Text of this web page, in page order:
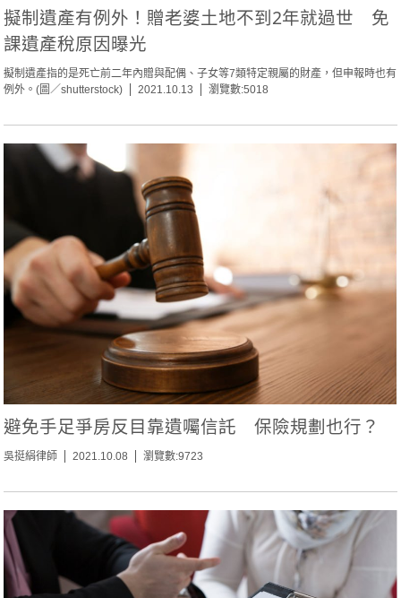
擬制遺產有例外！贈老婆土地不到2年就過世 免
課遺產稅原因曝光
擬制遺產指的是死亡前二年內贈與配偶、子女等7類特定親屬的財產，但申報時也有
例外。(圖／shutterstock)
2021.10.13 瀏覽數:5018
避免手足爭房反目靠遺囑信託 保險規劃也行？
吳挺絹律師 2021.10.08 瀏覽數:9723